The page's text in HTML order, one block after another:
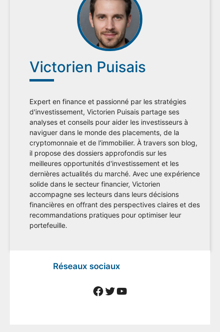
Victorien Puisais
Expert en finance et passionné par les stratégies
d'investissement, Victorien Puisais partage ses
analyses et conseils pour aider les investisseurs à
naviguer dans le monde des placements, de la
cryptomonnaie et de l'immobilier. À travers son blog,
il propose des dossiers approfondis sur les
meilleures opportunités d'investissement et les
dernières actualités du marché. Avec une expérience
solide dans le secteur financier, Victorien
accompagne ses lecteurs dans leurs décisions
financières en offrant des perspectives claires et des
recommandations pratiques pour optimiser leur
portefeuille.
Réseaux sociaux
Facebook
Twitter
YouTube